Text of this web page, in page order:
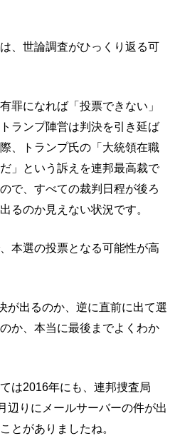
、世論調査がひっくり返る可
罪になれば「投票できない」
ランプ陣営は判決を引き延ば
、トランプ氏の「大統領在職
」という訴えを連邦最高裁で
で、すべての裁判日程が後ろ
るのか見えない状況です。
本選の投票となる可能性が高
が出るのか、逆に直前に出て選
か、本当に最後までよくわか
は2016年にも、連邦捜査局
辺りにメールサーバーの件が出
とがありましたね。